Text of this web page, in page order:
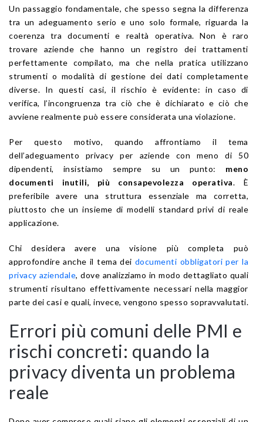
Un passaggio fondamentale, che spesso segna la differenza
tra un adeguamento serio e uno solo formale, riguarda la
coerenza tra documenti e realtà operativa. Non è raro
trovare aziende che hanno un registro dei trattamenti
perfettamente compilato, ma che nella pratica utilizzano
strumenti o modalità di gestione dei dati completamente
diverse. In questi casi, il rischio è evidente: in caso di
verifica, l’incongruenza tra ciò che è dichiarato e ciò che
avviene realmente può essere considerata una violazione.
Per questo motivo, quando affrontiamo il tema
dell’adeguamento privacy per aziende con meno di 50
dipendenti, insistiamo sempre su un punto: meno
documenti inutili, più consapevolezza operativa. È
preferibile avere una struttura essenziale ma corretta,
piuttosto che un insieme di modelli standard privi di reale
applicazione.
Chi desidera avere una visione più completa può
approfondire anche il tema dei documenti obbligatori per la
privacy aziendale, dove analizziamo in modo dettagliato quali
strumenti risultano effettivamente necessari nella maggior
parte dei casi e quali, invece, vengono spesso sopravvalutati.
Errori più comuni delle PMI e
rischi concreti: quando la
privacy diventa un problema
reale